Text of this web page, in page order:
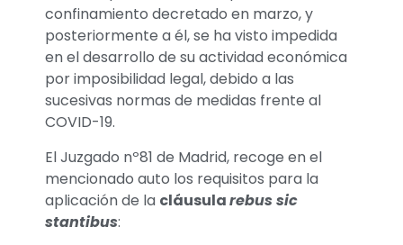
confinamiento decretado en marzo, y
posteriormente a él, se ha visto impedida
en el desarrollo de su actividad económica
por imposibilidad legal, debido a las
sucesivas normas de medidas frente al
COVID-19.
El Juzgado nº81 de Madrid, recoge en el
mencionado auto los requisitos para la
aplicación de la cláusularebus sic
stantibus: